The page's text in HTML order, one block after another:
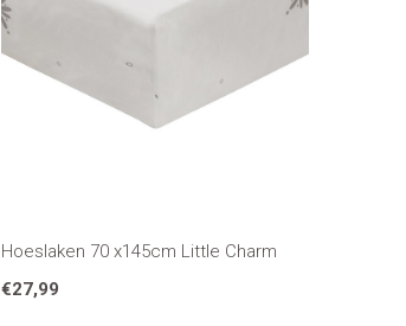
Hoeslaken 70 x145cm Little Charm
€27,99